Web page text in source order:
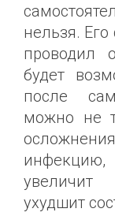
нельзя.
проводил
будет
после
можно не
увеличит
ухудшит